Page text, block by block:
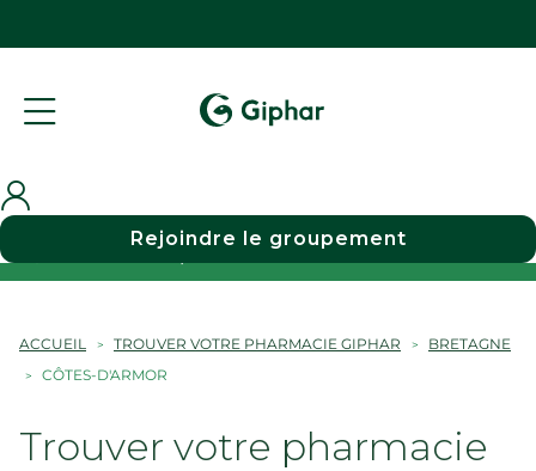
Choisir une pharmacie
Rejoindre le groupement
ACCUEIL TROUVER VOTRE PHARMACIE GIPHAR
BRETAGNE
CÔTES-D'ARMOR
Trouver votre pharmacie